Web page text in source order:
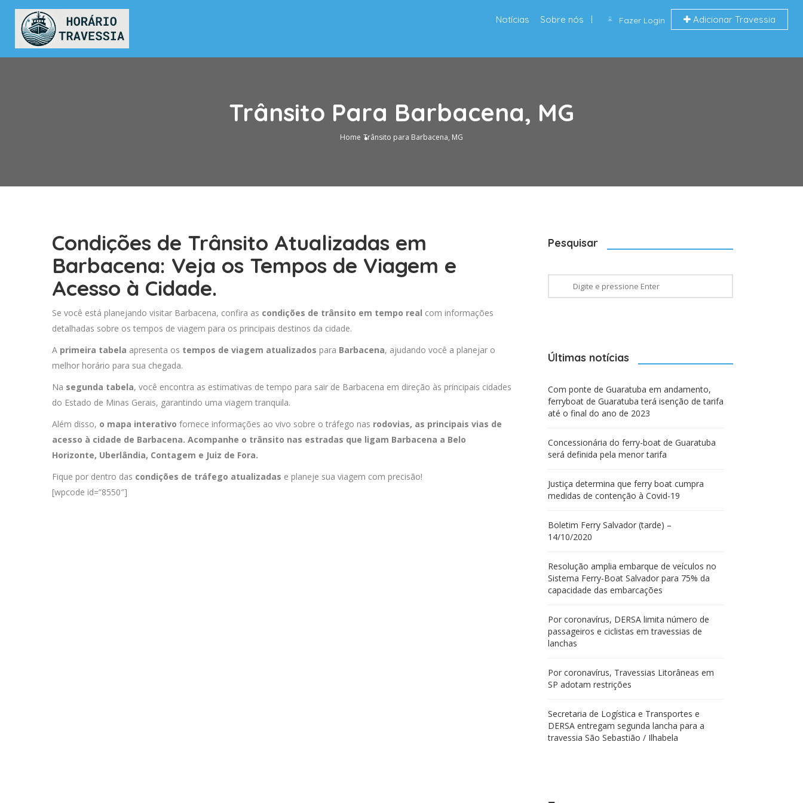
Fazer Login Adicionar Travessia
Notícias Sobre nós
Trânsito Para Barbacena, MG
Home Trânsito para Barbacena, MG
Condições de Trânsito Atualizadas em
Barbacena: Veja os Tempos de Viagem e
Acesso à Cidade.
Se você está planejando visitar Barbacena, confira as condições de trânsito em tempo real com informações
detalhadas sobre os tempos de viagem para os principais destinos da cidade.
A primeira tabela apresenta os tempos de viagem atualizados para Barbacena, ajudando você a planejar o
melhor horário para sua chegada.
Na segunda tabela, você encontra as estimativas de tempo para sair de Barbacena em direção às principais cidades
do Estado de Minas Gerais, garantindo uma viagem tranquila.
Além disso, o mapa interativo fornece informações ao vivo sobre o tráfego nas rodovias, as principais vias de
acesso à cidade de Barbacena. Acompanhe o trânsito nas estradas que ligam Barbacena a Belo
Horizonte, Uberlândia, Contagem e Juiz de Fora.
Fique por dentro das condições de tráfego atualizadas e planeje sua viagem com precisão!
[wpcode id=”8550″]
Pesquisar
Últimas notícias
Com ponte de Guaratuba em andamento,
ferryboat de Guaratuba terá isenção de tarifa
até o final do ano de 2023
Concessionária do ferry-boat de Guaratuba
será definida pela menor tarifa
Justiça determina que ferry boat cumpra
medidas de contenção à Covid-19
Boletim Ferry Salvador (tarde) –
14/10/2020
Resolução amplia embarque de veículos no
Sistema Ferry-Boat Salvador para 75% da
capacidade das embarcações
Por coronavírus, DERSA limita número de
passageiros e ciclistas em travessias de
lanchas
Por coronavírus, Travessias Litorâneas em
SP adotam restrições
Secretaria de Logística e Transportes e
DERSA entregam segunda lancha para a
travessia São Sebastião / Ilhabela